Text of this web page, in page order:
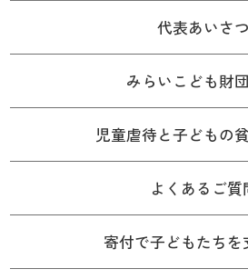
代表あいさつ
みらいこども財
児童虐待と子どもの
よくあるご質
寄付で子どもたちを